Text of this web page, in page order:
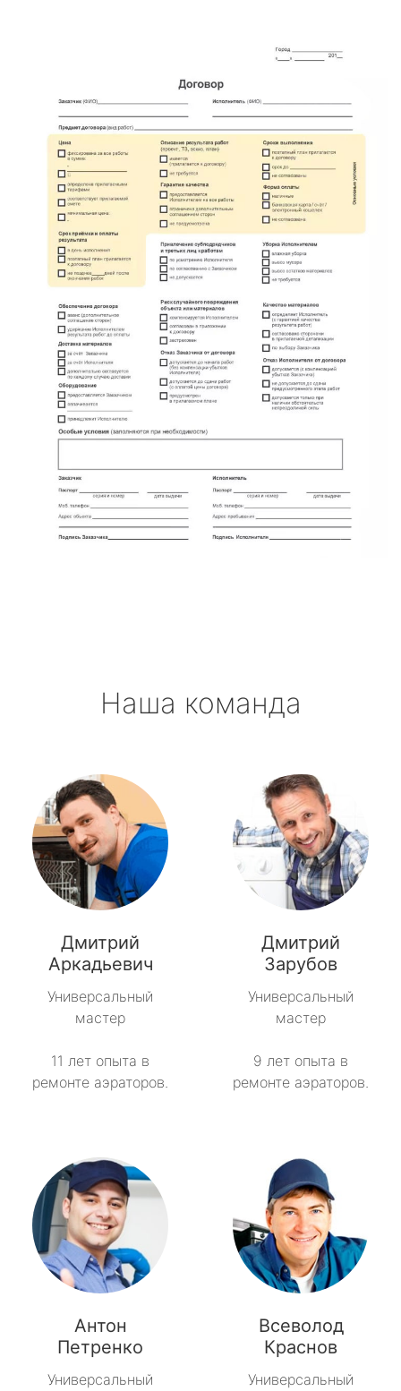
Наша команда
Дмитрий
Аркадьевич
Универсальный
мастер
11 лет опыта в
ремонте аэраторов.
Дмитрий
Зарубов
Универсальный
мастер
9 лет опыта в
ремонте аэраторов.
Антон
Петренко
Универсальный
Всеволод
Краснов
Универсальный